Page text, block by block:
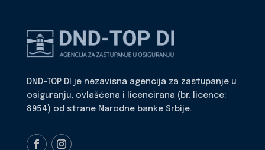
DND-TOP DI je nezavisna agencija za zastupanje u
osiguranju, ovlašćena i licencirana (br. licence:
8954) od strane Narodne banke Srbije.